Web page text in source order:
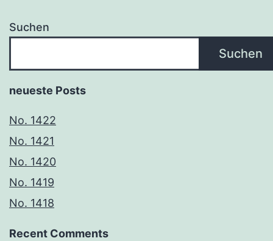
Suchen
Suchen
neueste Posts
No. 1422
No. 1421
No. 1420
No. 1419
No. 1418
Recent Comments